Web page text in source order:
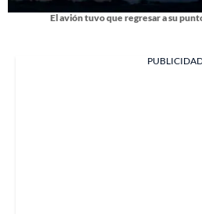
El avión tuvo que regresar a su